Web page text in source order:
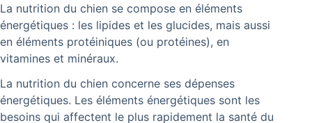
La nutrition du chien se compose en éléments
énergétiques : les lipides et les glucides, mais aussi
en éléments protéiniques (ou protéines), en
vitamines et minéraux.
La nutrition du chien concerne ses dépenses
énergétiques. Les éléments énergétiques sont les
besoins qui affectent le plus rapidement la santé du